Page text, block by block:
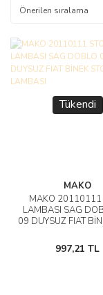
Tükendi
MAKO
MAKO 20110111
LAMBASI SAG
09 DUYSUZ FIAT
997,21 TL